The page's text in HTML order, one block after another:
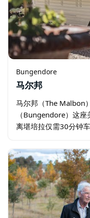
Bungendore
马尔邦
马尔邦（The Malbon
（Bungendore）这
离堪培拉仅需30分钟
多当地艺术家和创意人